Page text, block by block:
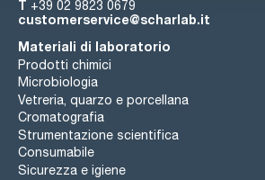
T +39 02 9823 0679
customerservice@scharlab.it
Materiali di laboratorio
Prodotti chimici
Microbiologia
Vetreria, quarzo e porcellana
Cromatografia
Strumentazione scientifica
Consumabile
Sicurezza e igiene